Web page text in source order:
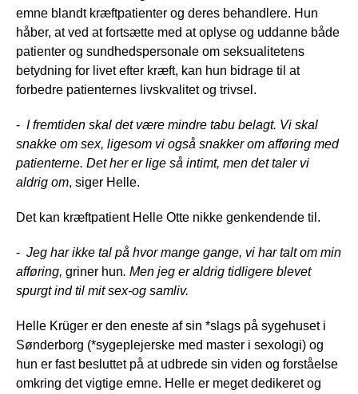
emne blandt kræftpatienter og deres behandlere. Hun
håber, at ved at fortsætte med at oplyse og uddanne både
patienter og sundhedspersonale om seksualitetens
betydning for livet efter kræft, kan hun bidrage til at
forbedre patienternes livskvalitet og trivsel.
- I fremtiden skal det være mindre tabu belagt. Vi skal
snakke om sex, ligesom vi også snakker om afføring med
patienterne. Det her er lige så intimt, men det taler vi
aldrig om, siger Helle.
Det kan kræftpatient Helle Otte nikke genkendende til.
- Jeg har ikke tal på hvor mange gange, vi har talt om min
afføring, griner hun. Men jeg er aldrig tidligere blevet
spurgt ind til mit sex-og samliv.
Helle Krüger er den eneste af sin *slags på sygehuset i
Sønderborg (*sygeplejerske med master i sexologi) og
hun er fast besluttet på at udbrede sin viden og forståelse
omkring det vigtige emne. Helle er meget dedikeret og